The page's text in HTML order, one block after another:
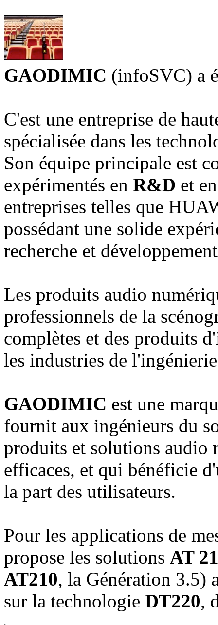
GAODIMIC (infoSVC) a
C'est une entreprise de
spécialisée dans les
Son équipe principale est
expérimentés en R&D et
entreprises telles que
possédant une solide
recherche et
Les produits audio
professionnels de la
complètes et des produits
les industries de
GAODIMIC est une
fournit aux ingénieurs du
produits et solutions audio
efficaces, et qui bénéficie
la part des utilisateurs.
Pour les applications de
propose les solutions AT
AT210, la Génération 3.5)
sur la technologie DT220,